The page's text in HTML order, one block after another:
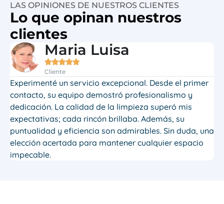
LAS OPINIONES DE NUESTROS CLIENTES
Lo que opinan nuestros
clientes
Maria Luisa

Cliente
Experimenté un servicio excepcional. Desde el primer
contacto, su equipo demostró profesionalismo y
dedicación. La calidad de la limpieza superó mis
expectativas; cada rincón brillaba. Además, su
puntualidad y eficiencia son admirables. Sin duda, una
elección acertada para mantener cualquier espacio
impecable.